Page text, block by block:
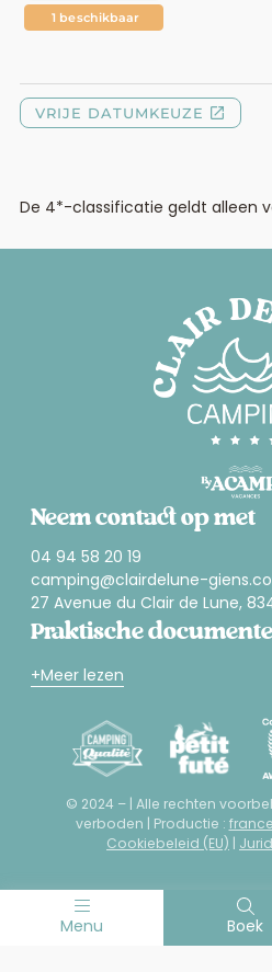
De 4*-classificatie geldt alleen
Neem contact op met
04 94 58 20 19
camping@clairdelune-
27 Avenue du Clair de Lune,
Praktische
Meer lezen
© 2024 – | Alle rechten
verboden | Productie :
Cookiebeleid (EU) |
Menu Boek